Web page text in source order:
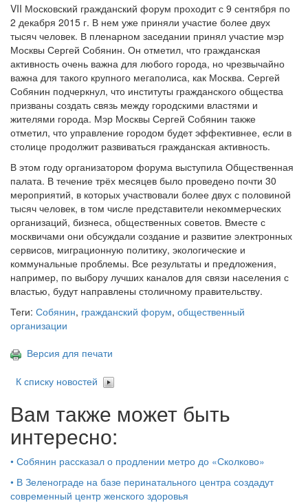
VII Московский гражданский форум проходит с 9 сентября по
2 декабря 2015 г. В нем уже приняли участие более двух
тысяч человек. В пленарном заседании принял участие мэр
Москвы Сергей Собянин. Он отметил, что гражданская
активность очень важна для любого города, но чрезвычайно
важна для такого крупного мегаполиса, как Москва. Сергей
Собянин подчеркнул, что институты гражданского общества
призваны создать связь между городскими властями и
жителями города. Мэр Москвы Сергей Собянин также
отметил, что управление городом будет эффективнее, если в
столице продолжит развиваться гражданская активность.
В этом году организатором форума выступила Общественная
палата. В течение трёх месяцев было проведено почти 30
мероприятий, в которых участвовали более двух с половиной
тысяч человек, в том числе представители некоммерческих
организаций, бизнеса, общественных советов. Вместе с
москвичами они обсуждали создание и развитие электронных
сервисов, миграционную политику, экологические и
коммунальные проблемы. Все результаты и предложения,
например, по выбору лучших каналов для связи населения с
властью, будут направлены столичному правительству.
Теги: Собянин, гражданский форум, общественный
организации
Версия для печати
К списку новостей
Вам также может быть
интересно:
• Собянин рассказал о продлении метро до «Сколково»
• В Зеленограде на базе перинатального центра создадут
современный центр женского здоровья